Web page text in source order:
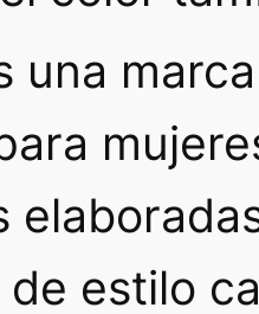
una
estilo